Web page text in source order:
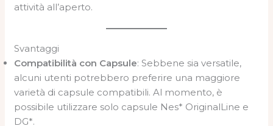
attività all’aperto.
Svantaggi
Compatibilità con Capsule: Sebbene sia versatile,
alcuni utenti potrebbero preferire una maggiore
varietà di capsule compatibili. Al momento, è
possibile utilizzare solo capsule Nes* OriginalLine e
DG*.